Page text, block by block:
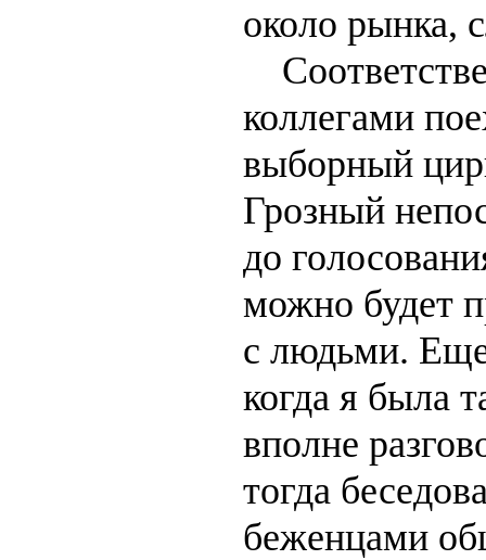
около рынка,
коллегами
выборный
Грозный
до
можно будет
с людьми. Еще
когда я была
вполне
тогда
беженцами